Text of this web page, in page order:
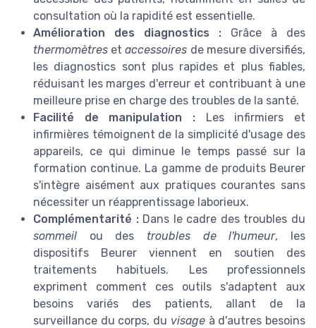
consultation où la rapidité est essentielle.
Amélioration des diagnostics : Grâce à des
thermomètres etaccessoires de mesure diversifiés,
les diagnostics sont plus rapides et plus fiables,
réduisant les marges d'erreur et contribuant à une
meilleure prise en charge des troubles de la santé.
Facilité de manipulation : Les infirmiers et
infirmières témoignent de la simplicité d'usage des
appareils, ce qui diminue le temps passé sur la
formation continue. La gamme de produits Beurer
s'intègre aisément aux pratiques courantes sans
nécessiter un réapprentissage laborieux.
Complémentarité : Dans le cadre des troubles du
sommeil ou des troubles de l'humeur, les
dispositifs Beurer viennent en soutien des
traitements habituels. Les professionnels
expriment comment ces outils s'adaptent aux
besoins variés des patients, allant de la
surveillance du corps, du visageà d'autres besoins